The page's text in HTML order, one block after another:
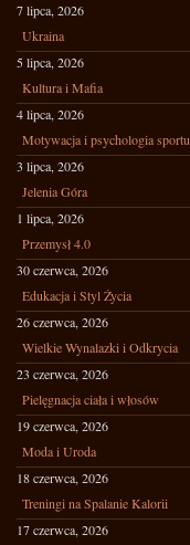
7 lipca, 2026
Ukraina
5 lipca, 2026
Kultura i Mafia
4 lipca, 2026
Motywacja i psychologia sportu
3 lipca, 2026
Jelenia Góra
1 lipca, 2026
Przemysł 4.0
30 czerwca, 2026
Edukacja i Styl Życia
26 czerwca, 2026
Wielkie Wynalazki i Odkrycia
23 czerwca, 2026
Pielęgnacja ciała i włosów
19 czerwca, 2026
Moda i Uroda
18 czerwca, 2026
Treningi na Spalanie Kalorii
17 czerwca, 2026